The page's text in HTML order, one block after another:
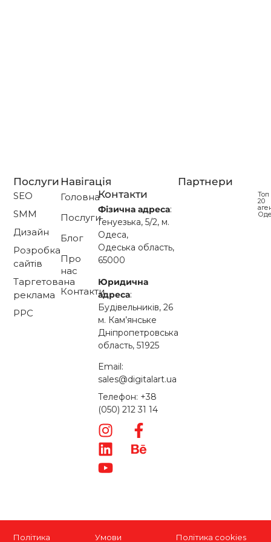
Партнери
Топ
20
Навігація
Головна
Послуги
Блог
Про
нас
Контакти
Послуги
SEO
SMM
Дизайн
Розробка
сайтів
Таргетована
реклама
PPC
Контакти
Фізична адреса:
Генуезька, 5/2, м.
Одеса,
Одеська область,
65000
Юридична
адреса:
Будівельників, 26
м. Кам’янське
Дніпропетровська
область, 51925
Email:
sales@digitalart.ua
Телефон: +38
(050) 212 31 14
Політика
Умови
Політика cookies